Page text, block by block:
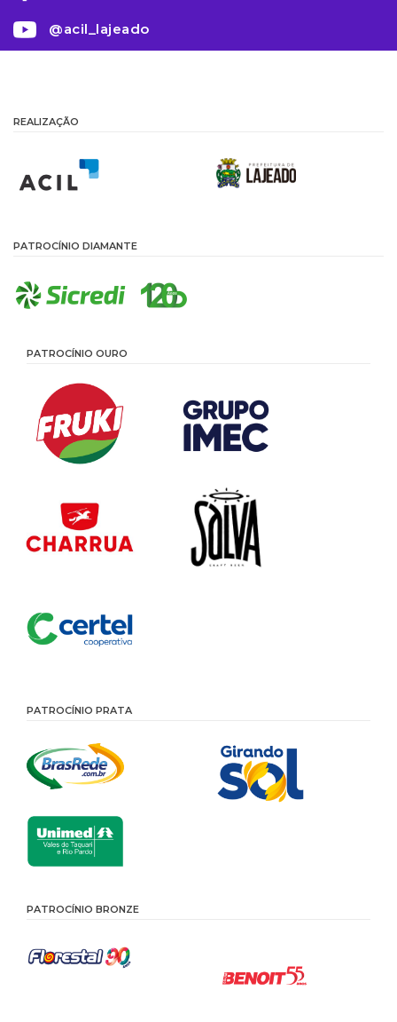
@acil_lajeado
REALIZAÇÃO
PATROCÍNIO DIAMANTE
PATROCÍNIO OURO
PATROCÍNIO PRATA
PATROCÍNIO BRONZE